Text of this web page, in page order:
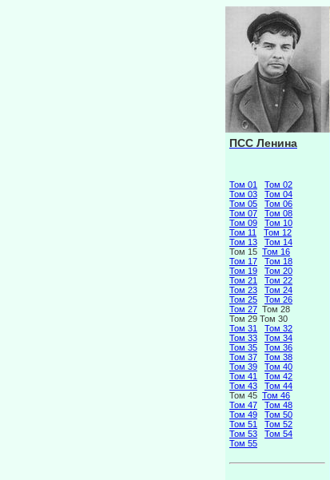
ПСС Ленина
Том 01
Том 02
Том 03
Том 04
Том 05
Том 06
Том 07
Том 08
Том 09
Том 10
Том 11
Том 12
Том 13
Том 14
Том 15 Том 16
Том 17
Том 18
Том 19
Том 20
Том 21
Том 22
Том 23
Том 24
Том 25
Том 26
Том 27 Том 28
Том 29 Том 30
Том 31
Том 32
Том 33
Том 34
Том 35
Том 36
Том 37
Том 38
Том 39
Том 40
Том 41
Том 42
Том 43
Том 44
Том 45 Том 46
Том 47
Том 48
Том 49
Том 50
Том 51
Том 52
Том 53
Том 54
Том 55